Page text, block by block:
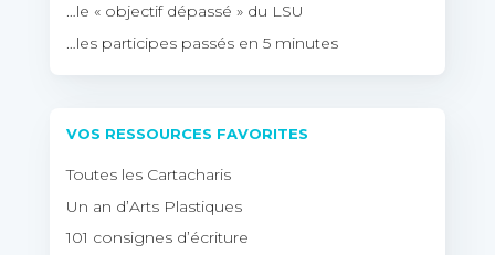
…le « objectif dépassé » du LSU
…les participes passés en 5 minutes
VOS RESSOURCES FAVORITES
Toutes les Cartacharis
Un an d’Arts Plastiques
101 consignes d’écriture